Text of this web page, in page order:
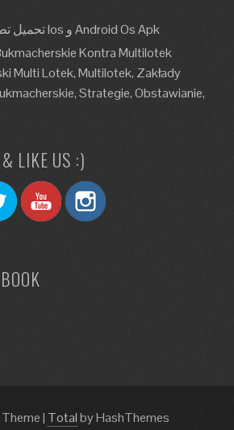
1xbet تحميل تطبيق مجاني على Ios و Android Os Apk
Kontra Multilotek
Multi Lotek, Multilotek, Zakłady
Strategie, Obstawianie,
LIKE US :)
| Totalby HashThemes